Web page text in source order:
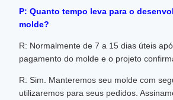
P: Quanto tempo leva para o
molde?
R: Normalmente de 7 a 15 dias úteis
pagamento do molde e o projeto
R: Sim. Manteremos seu molde com
utilizaremos para seus pedidos.